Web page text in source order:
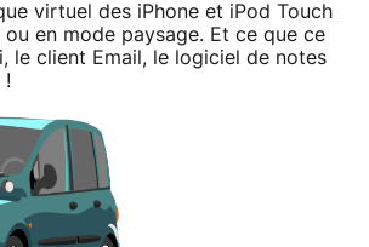
virtuel des iPhone et iPod Touch
en mode paysage. Et ce que ce
le client Email, le logiciel de notes
!